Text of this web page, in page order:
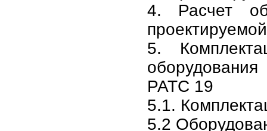
4. Расчет
5.
РАТС 19
5.1.
5.2